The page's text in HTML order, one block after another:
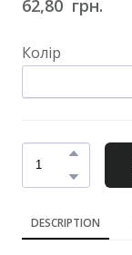
62,80  грн.
Колір
DESCRIPTION